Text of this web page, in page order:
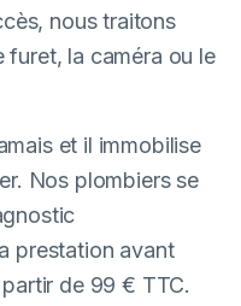
nous traitons
la caméra ou le
et il immobilise
Nos plombiers se
prestation avant
de 99 € TTC.